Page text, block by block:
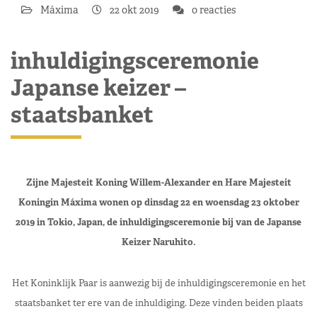
Máxima 22 okt 2019 0 reacties
inhuldigingsceremonie
Japanse keizer –
staatsbanket
Zijne Majesteit Koning Willem-Alexander en Hare Majesteit
Koningin Máxima wonen op dinsdag 22 en woensdag 23 oktober
2019 in Tokio, Japan, de inhuldigingsceremonie bij van de Japanse
Keizer Naruhito.
Het Koninklijk Paar is aanwezig bij de inhuldigingsceremonie en het
staatsbanket ter ere van de inhuldiging. Deze vinden beiden plaats